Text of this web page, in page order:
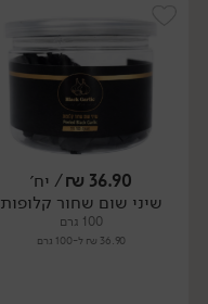
יח׳
36.90
₪/ יח׳
שיני שום שחור קלופות
100 גרם
36.90 ₪ ל-100 גרם